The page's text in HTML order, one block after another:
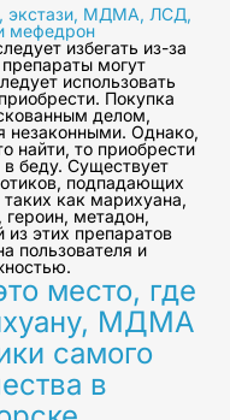
экстази, МДМА, ЛСД,
мефедрон
избегать из-за
могут
использовать
Покупка
делом,
незаконными. Однако,
найти, то приобрести
беду. Существует
подпадающих
как марихуана,
метадон,
этих препаратов
пользователя и
место, где
МДМА
самого
в